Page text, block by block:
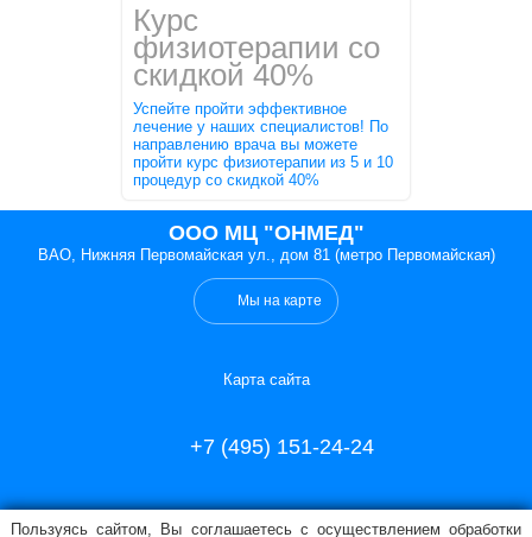
Курс
физиотерапии со
скидкой 40%
Успейте пройти эффективное
лечение у наших специалистов! По
направлению врача вы можете
пройти курс физиотерапии из 5 и 10
процедур со скидкой 40%
ООО МЦ "ОНМЕД"
ВАО, Нижняя Первомайская ул., дом 81 (метро Первомайская)
Мы на карте
Карта сайта
+7 (495) 151-24-24
Пользуясь сайтом, Вы соглашаетесь с осуществлением обработки